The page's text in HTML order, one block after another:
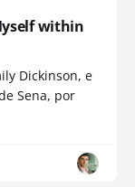
within
Dickinson, e
Sena, por